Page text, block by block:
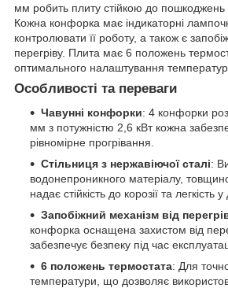
мм робить плиту стійкою до пошкоджень
Кожна конфорка має індикаторні
контролювати її роботу, а також є
перегріву. Плита має 6 положень
оптимального налаштування
Особливості та переваги
Чавунні конфорки: 4 конфорки
мм з потужністю 2,6 кВт кожна
рівномірне прогрівання.
Стільниця з нержавіючої сталі:
водонепроникного матеріалу,
надає стійкість до корозії та легкість у
Запобіжний механізм від
конфорка оснащена захистом від
забезпечує безпеку під час
6 положень термостата: Для
температури, що дозволяє